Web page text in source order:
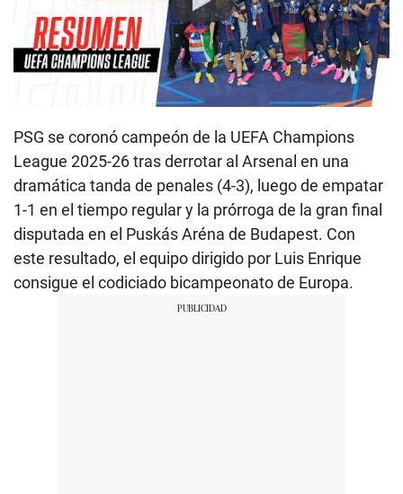
Play
PSG se coronó campeón de la UEFA Champions
League 2025-26 tras derrotar al Arsenal en una
dramática tanda de penales (4-3), luego de empatar
1-1 en el tiempo regular y la prórroga de la gran final
disputada en el Puskás Aréna de Budapest. Con
este resultado, el equipo dirigido por Luis Enrique
consigue el codiciado bicampeonato de Europa.